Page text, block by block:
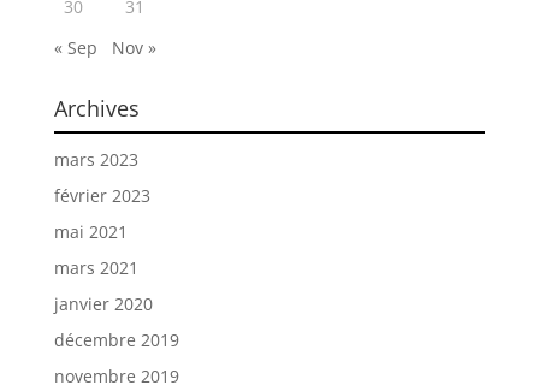
30
31
« Sep
Nov »
Archives
mars 2023
février 2023
mai 2021
mars 2021
janvier 2020
décembre 2019
novembre 2019